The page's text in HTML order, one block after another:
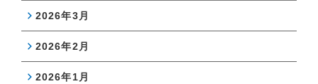
2026年3月
2026年2月
2026年1月